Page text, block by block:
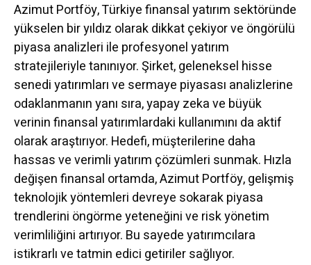
Azimut Portföy, Türkiye finansal yatırım sektöründe
yükselen bir yıldız olarak dikkat çekiyor ve öngörülü
piyasa analizleri ile profesyonel yatırım
stratejileriyle tanınıyor. Şirket, geleneksel hisse
senedi yatırımları ve sermaye piyasası analizlerine
odaklanmanın yanı sıra, yapay zeka ve büyük
verinin finansal yatırımlardaki kullanımını da aktif
olarak araştırıyor. Hedefi, müşterilerine daha
hassas ve verimli yatırım çözümleri sunmak. Hızla
değişen finansal ortamda, Azimut Portföy, gelişmiş
teknolojik yöntemleri devreye sokarak piyasa
trendlerini öngörme yeteneğini ve risk yönetim
verimliliğini artırıyor. Bu sayede yatırımcılara
istikrarlı ve tatmin edici getiriler sağlıyor.